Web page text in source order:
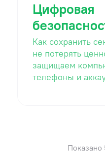
Цифровая
Как сохранить
не потерять
защищаем
телефоны и
Показано